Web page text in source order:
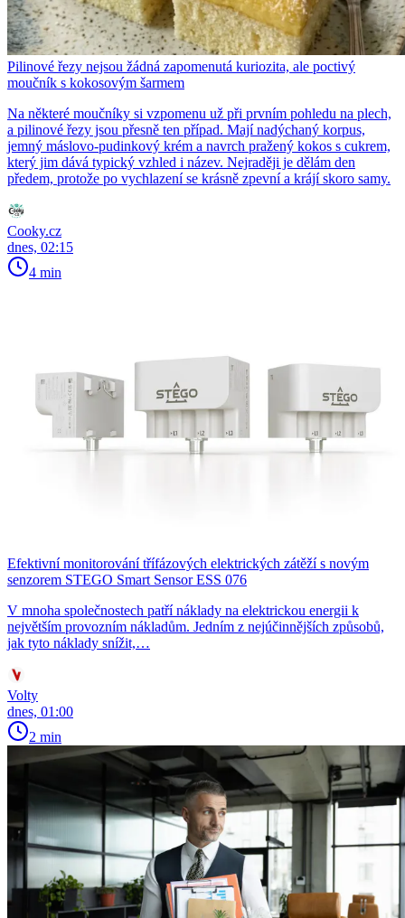
Pilinové řezy nejsou žádná zapomenutá kuriozita, ale poctivý
moučník s kokosovým šarmem
Na některé moučníky si vzpomenu už při prvním pohledu na plech,
a pilinové řezy jsou přesně ten případ. Mají nadýchaný korpus,
jemný máslovo-pudinkový krém a navrch pražený kokos s cukrem,
který jim dává typický vzhled i název. Nejraději je dělám den
předem, protože po vychlazení se krásně zpevní a krájí skoro samy.
Cooky.cz
dnes, 02:15
4 min
Efektivní monitorování třífázových elektrických zátěží s novým
senzorem STEGO Smart Sensor ESS 076
V mnoha společnostech patří náklady na elektrickou energii k
největším provozním nákladům. Jedním z nejúčinnějších způsobů,
jak tyto náklady snížit,…
Volty
dnes, 01:00
2 min